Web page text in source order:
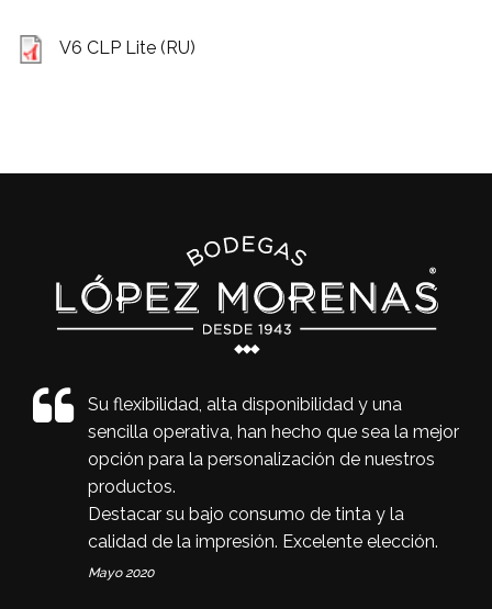
V6 CLP Lite (RU)
Su flexibilidad, alta disponibilidad y una
sencilla operativa, han hecho que sea la mejor
opción para la personalización de nuestros
productos.
Destacar su bajo consumo de tinta y la
calidad de la impresión. Excelente elección.
Mayo 2020